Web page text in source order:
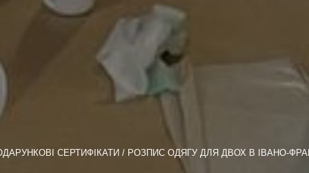
СЕРТИФІКАТИ РОЗПИС ОДЯГУ ДЛЯ ДВОХ В ІВАНО-